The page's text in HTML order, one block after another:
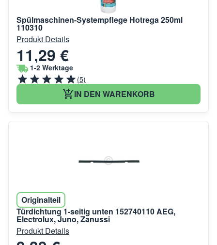
Spülmaschinen-Systempflege Hotrega 250ml
110310
Produkt Details
11,29 €
1-2 Werktage
(5)
IN DEN WARENKORB
Originalteil
Türdichtung 1-seitig unten 152740110 AEG,
Electrolux, Juno, Zanussi
Produkt Details